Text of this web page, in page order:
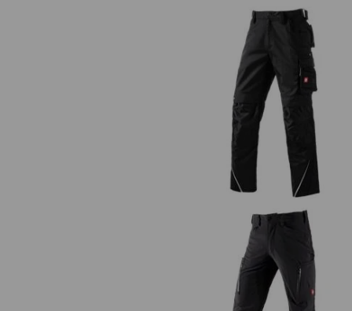
Bundhose e.s.motion
Cargohose e.s.vision stretch,